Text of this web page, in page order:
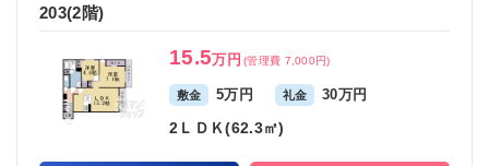
203(2階)
15.5万円 (管理費 7,000円)
敷金 5万円 礼金 30万円
2ＬＤＫ(62.3㎡)